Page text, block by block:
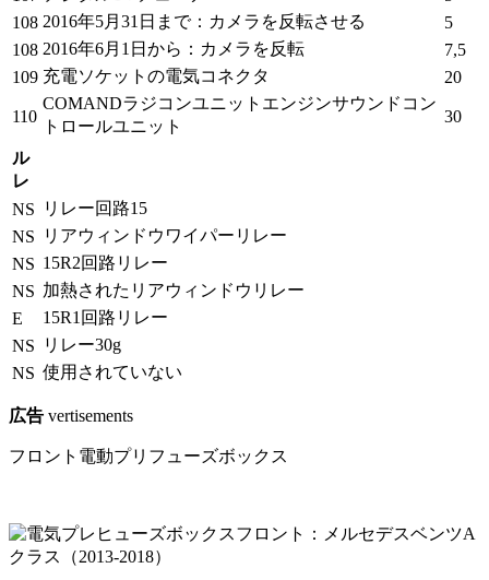
108 2016年5月31日まで：カメラを反転させる
5
108 2016年6月1日から：カメラを反転
7,5
109 充電ソケットの電気コネクタ 20
110
COMANDラジコンユニットエンジンサウンドコン
トロールユニット
30
ル
レ
NS
リレー回路15
NS
リアウィンドウワイパーリレー
NS 15R2回路リレー
NS 加熱されたリアウィンドウリレー
E
15R1回路リレー
NS
リレー30g
NS 使用されていない
広告 vertisements
フロント電動プリフューズボックス